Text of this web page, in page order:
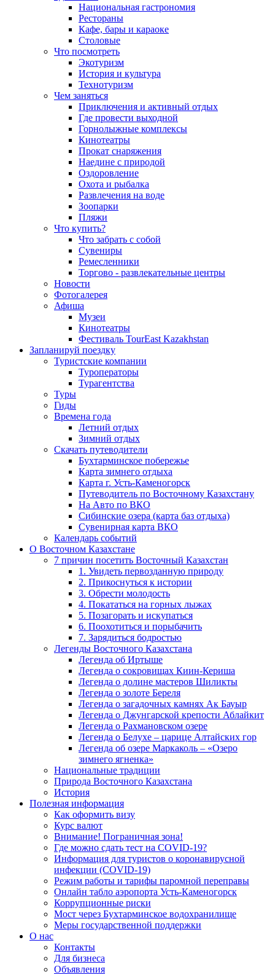
Национальная гастрономия
Рестораны
Кафе, бары и караоке
Столовые
Что посмотреть
Экотуризм
История и культура
Технотуризм
Чем заняться
Приключения и активный отдых
Где провести выходной
Горнолыжные комплексы
Кинотеатры
Прокат снаряжения
Наедине с природой
Оздоровление
Охота и рыбалка
Развлечения на воде
Зоопарки
Пляжи
Что купить?
Что забрать с собой
Сувениры
Ремесленники
Торгово - развлекательные центры
Новости
Фотогалерея
Афиша
Музеи
Кинотеатры
Фестиваль TourEast Kazakhstan
Запланируй поездку
Туристские компании
Туроператоры
Турагентства
Туры
Гиды
Времена года
Летний отдых
Зимний отдых
Скачать путеводители
Бухтарминское побережье
Карта зимнего отдыха
Карта г. Усть-Каменогорск
Путеводитель по Восточному Казахстану
На Авто по ВКО
Сибинские озера (карта баз отдыха)
Сувенирная карта ВКО
Календарь событий
О Восточном Казахстане
7 причин посетить Восточный Казахстан
1. Увидеть первозданную природу
2. Прикоснуться к истории
3. Обрести молодость
4. Покататься на горных лыжах
5. Позагорать и искупаться
6. Поохотиться и порыбачить
7. Зарядиться бодростью
Легенды Восточного Казахстана
Легенда об Иртыше
Легенда о сокровищах Киин-Кериша
Легенда о долине мастеров Шиликты
Легенда о золоте Береля
Легенда о загадочных камнях Ак Бауыр
Легенда о Джунгарской крепости Аблайкит
Легенда о Рахмановском озере
Легенда о Белухе – царице Алтайских гор
Легенда об озере Маркаколь – «Озеро
зимнего ягненка»
Национальные традиции
Природа Восточного Казахстана
История
Полезная информация
Как оформить визу
Курс валют
Внимание! Пограничная зона!
Где можно сдать тест на COVID-19?
Информация для туристов о коронавирусной
инфекции (COVID-19)
Режим работы и тарифы паромной переправы
Онлайн табло аэропорта Усть-Каменогорск
Коррупционные риски
Мост через Бухтарминское водохранилище
Меры государственной поддержки
О нас
Контакты
Для бизнеса
Объявления